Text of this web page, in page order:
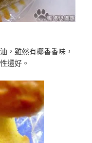
，雖然有椰香香味，
還好。